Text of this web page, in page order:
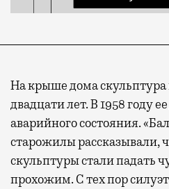
На крыше дома
двадцати лет. В 1958 году
аварийного состояния.
старожилы рассказывали,
скульптуры стали падать
прохожим. С тех пор